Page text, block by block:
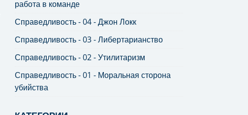
работа в команде
Справедливость - 04 - Джон Локк
Справедливость - 03 - Либертарианство
Справедливость - 02 - Утилитаризм
Справедливость - 01 - Моральная сторона
убийства